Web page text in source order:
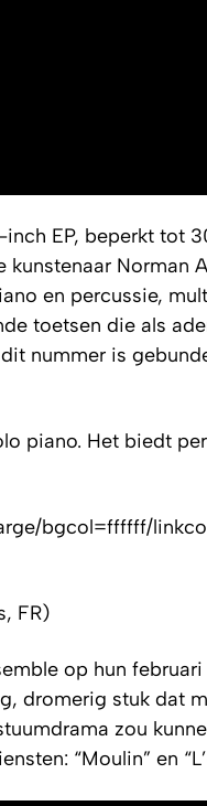
EP, beperkt tot
kunstenaar Norman
en percussie,
toetsen die als
nummer is
piano. Het biedt
bgcol=ffffff/
FR)
op hun
dromerig stuk dat
zou
“Moulin” en